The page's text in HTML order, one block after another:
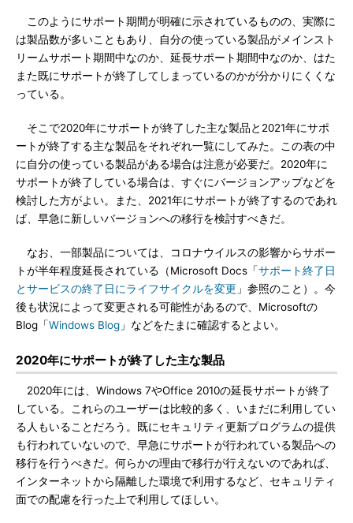
このようにサポート期間が明確に示されているものの、実際に
は製品数が多いこともあり、自分の使っている製品がメインスト
リームサポート期間中なのか、延長サポート期間中なのか、はた
また既にサポートが終了してしまっているのかが分かりにくくな
っている。
そこで2020年にサポートが終了した主な製品と2021年にサポ
ートが終了する主な製品をそれぞれ一覧にしてみた。この表の中
に自分の使っている製品がある場合は注意が必要だ。2020年に
サポートが終了している場合は、すぐにバージョンアップなどを
検討した方がよい。また、2021年にサポートが終了するのであれ
ば、早急に新しいバージョンへの移行を検討すべきだ。
なお、一部製品については、コロナウイルスの影響からサポー
トが半年程度延長されている（Microsoft Docs「サポート終了日
とサービスの終了日にライフサイクルを変更 」参照のこと）。今
後も状況によって変更される可能性があるので、Microsoftの
Blog「Windows Blog 」などをたまに確認するとよい。
2020年にサポートが終了した主な製品
2020年には、Windows 7やOffice 2010の延長サポートが終了
している。これらのユーザーは比較的多く、いまだに利用してい
る人もいることだろう。既にセキュリティ更新プログラムの提供
も行われていないので、早急にサポートが行われている製品への
移行を行うべきだ。何らかの理由で移行が行えないのであれば、
インターネットから隔離した環境で利用するなど、セキュリティ
面での配慮を行った上で利用してほしい。